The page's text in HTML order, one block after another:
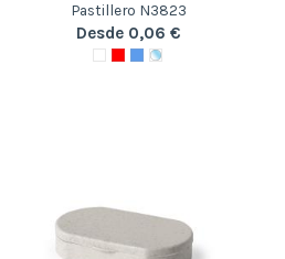
Pastillero N3823
Desde 0,06 €